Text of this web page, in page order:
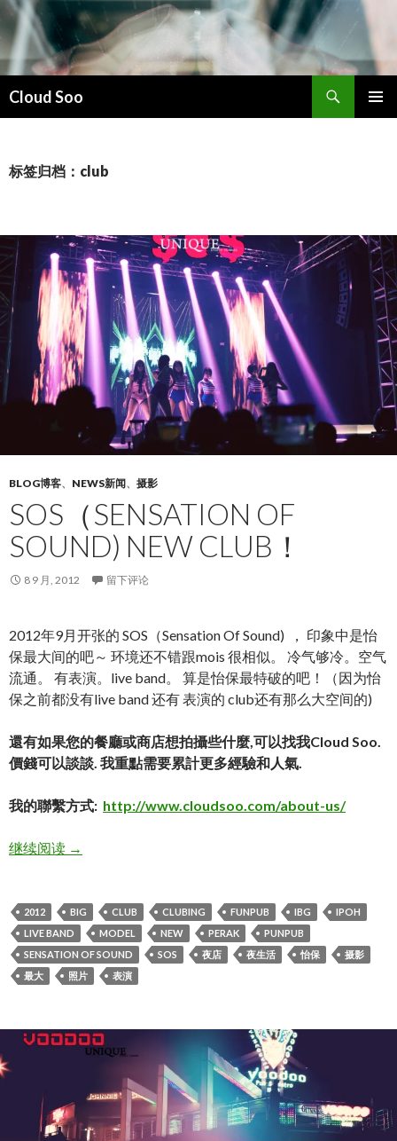
Cloud Soo
索
文
标签归档：club
BLOG博客、 NEWS新闻、 摄影
SOS（SENSATION OF
SOUND) NEW CLUB！
8 9 月, 2012 留下评论
2012年9月开张的 SOS（Sensation Of Sound) ， 印象中是怡
保最大间的吧～ 环境还不错跟mois 很相似。 冷气够冷。空气
流通。 有表演。live band。 算是怡保最特破的吧！（因为怡
保之前都没有live band 还有 表演的 club还有那么大空间的)
還有如果您的餐廳或商店想拍攝些什麼,可以找我Cloud Soo.
價錢可以談談. 我重點需要累計更多經驗和人氣.
我的聯繫方式: http://www.cloudsoo.com/about-us/
继续阅读SOS（Sensation Of Sound) new club！
→
2012 BIG CLUB CLUBING FUNPUB IBG
IPOH
LIVE BAND
MODEL NEW PERAK
PUNPUB
SENSATION OF SOUND
SOS 夜店 夜生活 怡保
摄影
最大
照片 表演